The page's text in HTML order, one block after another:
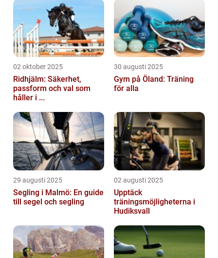
02 oktober 2025
Ridhjälm: Säkerhet,
passform och val som
håller i ...
30 augusti 2025
Gym på Öland: Träning
för alla
29 augusti 2025
Segling i Malmö: En guide
till segel och segling
02 augusti 2025
Upptäck
träningsmöjligheterna i
Hudiksvall